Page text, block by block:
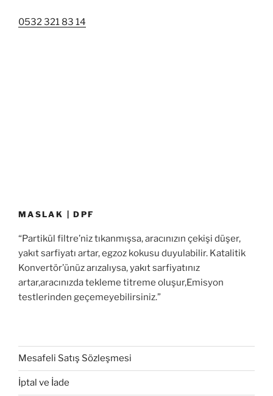
0532 321 83 14
MASLAK | DPF
“Partikül filtre’niz tıkanmışsa, aracınızın çekişi düşer,
yakıt sarfiyatı artar, egzoz kokusu duyulabilir. Katalitik
Konvertör’ünüz arızalıysa, yakıt sarfiyatınız
artar,aracınızda tekleme titreme oluşur,Emisyon
testlerinden geçemeyebilirsiniz.”
Mesafeli Satış Sözleşmesi
İptal ve İade